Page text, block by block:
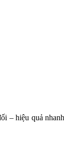
– hiệu quả